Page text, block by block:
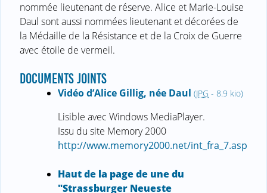
nommée lieutenant de réserve. Alice et Marie-Louise
Daul sont aussi nommées lieutenant et décorées de
la Médaille de la Résistance et de la Croix de Guerre
avec étoile de vermeil.
DOCUMENTS JOINTS
Vidéo d’Alice Gillig, née Daul (JPG - 8.9 kio)
Lisible avec Windows MediaPlayer.
Issu du site Memory 2000
http://www.memory2000.net/int_fra_7.asp
Haut de la page de une du
"Strassburger Neueste